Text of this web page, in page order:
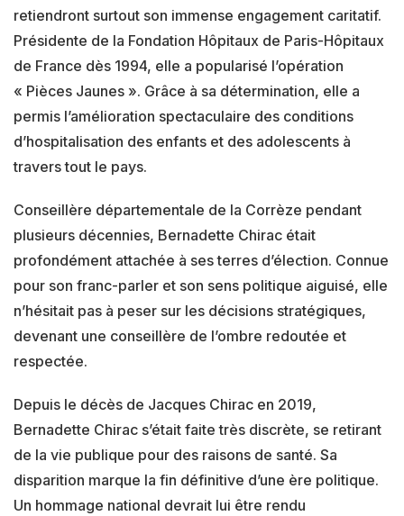
retiendront surtout son immense engagement caritatif.
Présidente de la Fondation Hôpitaux de Paris-Hôpitaux
de France dès 1994, elle a popularisé l’opération
« Pièces Jaunes ». Grâce à sa détermination, elle a
permis l’amélioration spectaculaire des conditions
d’hospitalisation des enfants et des adolescents à
travers tout le pays.
Conseillère départementale de la Corrèze pendant
plusieurs décennies, Bernadette Chirac était
profondément attachée à ses terres d’élection. Connue
pour son franc-parler et son sens politique aiguisé, elle
n’hésitait pas à peser sur les décisions stratégiques,
devenant une conseillère de l’ombre redoutée et
respectée.
Depuis le décès de Jacques Chirac en 2019,
Bernadette Chirac s’était faite très discrète, se retirant
de la vie publique pour des raisons de santé. Sa
disparition marque la fin définitive d’une ère politique.
Un hommage national devrait lui être rendu